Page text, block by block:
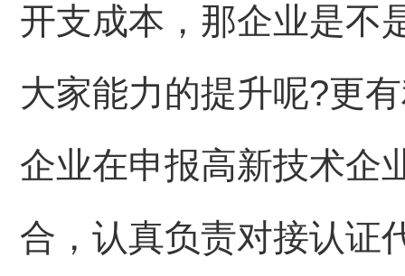
开支成本，那企业是不
大家能力的提升呢?更
企业在申报高新技术企
合，认真负责对接认证